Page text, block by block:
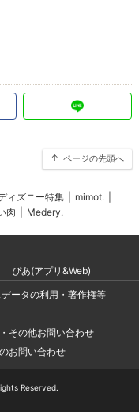
ページの先頭へ
ィズニー特集 mimot.
肉 Medery.
ぴあ(アプリ&Web)
ータの利用・著作権等
その他お問い合わせ
お問い合わせ
Reserved.